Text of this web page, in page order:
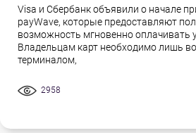
Visa и Сбербанк объявили о начале
payWave, которые предоставляют
возможность мгновенно оплачивать
Владельцам карт необходимо лишь
терминалом,
2958